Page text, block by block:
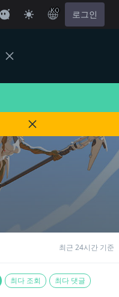
KO 로그인
최근 24시간 기준
최다 조회 최다 댓글